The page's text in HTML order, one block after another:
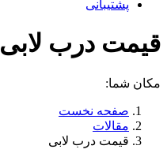
پشتیبانی
قیمت درب لابی
مکان شما:
صفحه نخست
مقالات
قیمت درب لابی